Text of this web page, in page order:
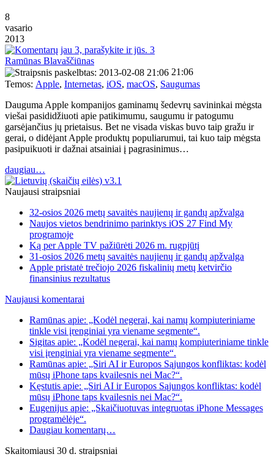
8
vasario
2013
3
Ramūnas Blavaščiūnas
21:06
Temos: Apple, Internetas, iOS, macOS, Saugumas
Dauguma Apple kompanijos gaminamų šedevrų savininkai mėgsta
viešai pasididžiuoti apie patikimumu, saugumu ir patogumu
garsėjančius jų prietaisus. Bet ne visada viskas buvo taip gražu ir
gerai, o didėjant Apple produktų populiarumui, tai kuo taip mėgsta
pasipuikuoti ir dažnai atsainiai į pagrasinimus…
daugiau…
Naujausi straipsniai
32-osios 2026 metų savaitės naujienų ir gandų apžvalga
Naujos vietos bendrinimo parinktys iOS 27 Find My
programoje
Ką per Apple TV pažiūrėti 2026 m. rugpjūtį
31-osios 2026 metų savaitės naujienų ir gandų apžvalga
Apple pristatė trečiojo 2026 fiskalinių metų ketvirčio
finansinius rezultatus
Naujausi komentarai
Ramūnas apie: „Kodėl negerai, kai namų kompiuteriniame
tinkle visi įrenginiai yra viename segmente“.
Sigitas apie: „Kodėl negerai, kai namų kompiuteriniame tinkle
visi įrenginiai yra viename segmente“.
Ramūnas apie: „Siri AI ir Europos Sąjungos konfliktas: kodėl
mūsų iPhone taps kvailesnis nei Mac?“.
Kęstutis apie: „Siri AI ir Europos Sąjungos konfliktas: kodėl
mūsų iPhone taps kvailesnis nei Mac?“.
Eugenijus apie: „Skaičiuotuvas integruotas iPhone Messages
programėlėje“.
Daugiau komentarų…
Skaitomiausi 30 d. straipsniai